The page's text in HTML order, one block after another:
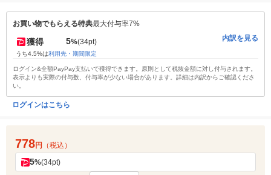
お買い物でもらえる特典最大付与率7%
獲得 5%(34pt)
うち4.5%は利用先・期間限定
内訳を見る
ログイン&全額PayPay支払いで獲得できます。原則として税抜金額に対し付与されます。
表示よりも実際の付与数、付与率が少ない場合があります。詳細は内訳からご確認くださ
い。
ログインはこちら
778円 （税込）
5%(34pt)